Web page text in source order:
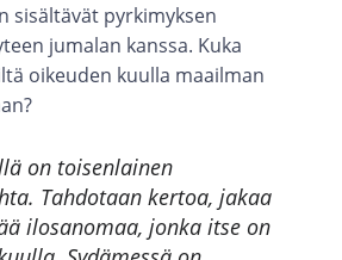
sisältävät pyrkimyksen
jumalan kanssa. Kuka
oikeuden kuulla maailman
on toisenlainen
Tahdotaan kertoa, jakaa
ilosanomaa, jonka itse on